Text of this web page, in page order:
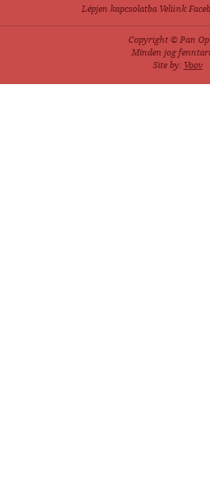
Lépjen kapcsolatba Velünk
Copyright © Pan
Minden jog
Site by: Voov